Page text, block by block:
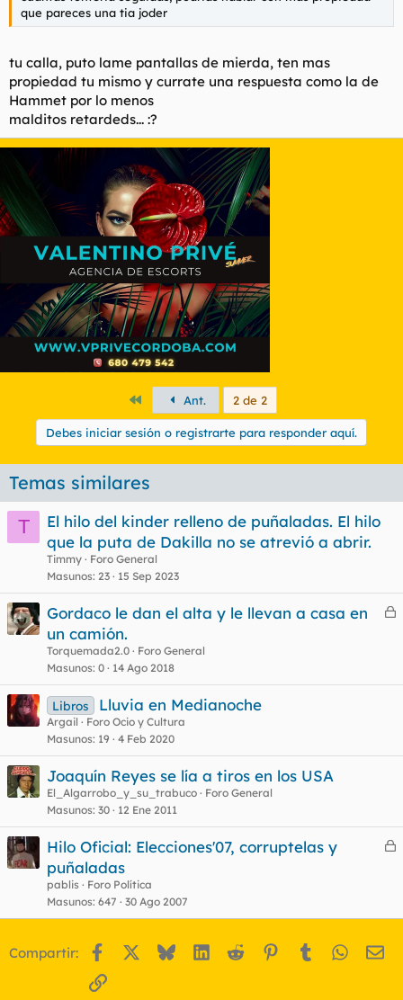
sin mas me despido, ya he evocado toda mi racion de
que pareces una tia joder
tu calla, puto lame pantallas de mierda, ten mas
propiedad tu mismo y currate una respuesta como la de
Hammet por lo menos
malditos retardeds... :?
PrimeroAnt. 2 de 2
Debes iniciar sesión o registrarte para responder aquí.
Temas similares
T
El hilo del kinder relleno de puñaladas. El hilo
que la puta de Dakilla no se atrevió a abrir.
Timmy
Foro General
Masunos 23 15 Sep 2023
C
a
Gordaco le dan el alta y le llevan a casa en
un camión.
Torquemada2.0
Foro General
Masunos 0 14 Ago 2018
Libros Lluvia en Medianoche
Argail
Foro Ocio y Cultura
Masunos 19 4 Feb 2020
Joaquín Reyes se lía a tiros en los USA
El_Algarrobo_y_su_trabuco
Foro General
Masunos 30 12 Ene 2011
C
a
Hilo Oficial: Elecciones'07, corruptelas y
puñaladas
pablis
Foro Política
Masunos 647 30 Ago 2007
Compartir: Facebook BlueskyLinkedIn
Reddit Pinterest
Tumblr
Enlace